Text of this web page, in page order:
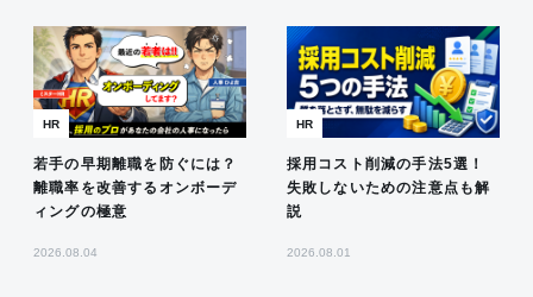
HR
若手の早期離職を防ぐには？
離職率を改善するオンボーデ
ィングの極意
2026.08.04
HR
採用コスト削減の手法5選！
失敗しないための注意点も解
説
2026.08.01